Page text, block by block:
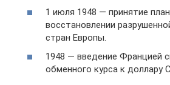
1 июля 1948 — принятие
восстановлении
стран Европы.
1948 — введение Францией
обменного курса к доллару